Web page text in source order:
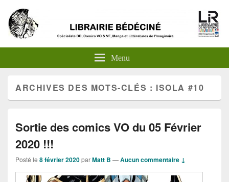
Menu
ARCHIVES DES MOTS-CLÉS : ISOLA #10
Sortie des comics VO du 05 Février
2020 !!!
Posté le 8 février 2020parMatt B —Aucun commentaire ↓